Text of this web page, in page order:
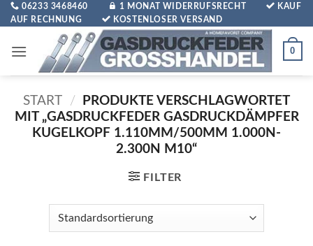
Zum
Inhalt
06233 3468460 1 MONAT WIDERRUFSRECHT
KAUF
AUF RECHNUNG
KOSTENLOSER VERSAND
0
START /
PRODUKTE VERSCHLAGWORTET
MIT „GASDRUCKFEDER GASDRUCKDÄMPFER
KUGELKOPF 1.110MM/500MM 1.000N-
2.300N M10“
FILTER